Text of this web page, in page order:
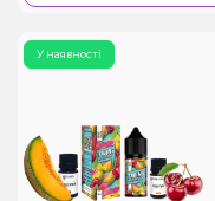
У наявності